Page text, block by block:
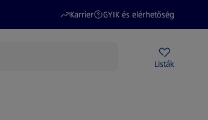
Karrier
(új oldalon nyílik meg)
GYIK és elérhetőség
(új oldalon nyílik meg)
Listák